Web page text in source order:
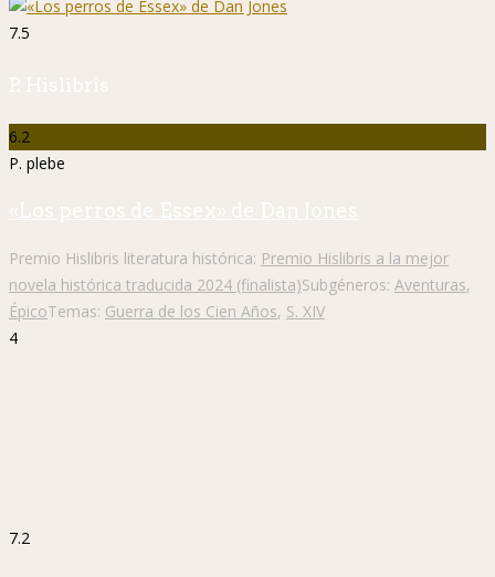
7.5
P. Hislibris
6.2
P. plebe
«Los perros de Essex» de Dan Jones
Premio Hislibris literatura histórica: Premio Hislibris a la mejor
novela histórica traducida 2024 (finalista)Subgéneros: Aventuras,
ÉpicoTemas: Guerra de los Cien Años, S. XIV
4
7.2